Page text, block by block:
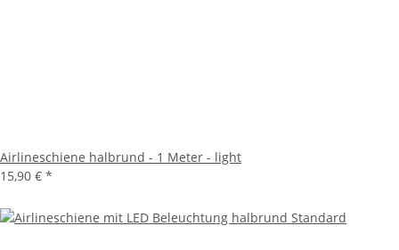
Airlineschiene halbrund - 1 Meter - light
15,90 € *